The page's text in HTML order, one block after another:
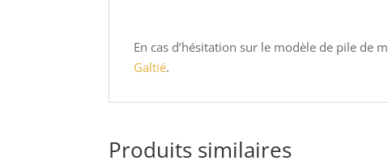
En cas d’hésitation sur le modèle de pile de
Galtié.
Produits similaires